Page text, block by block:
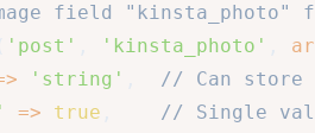
field "kinsta_photo"
'post' 'kinsta_photo'
'string'
// Can store
=> true
// Single